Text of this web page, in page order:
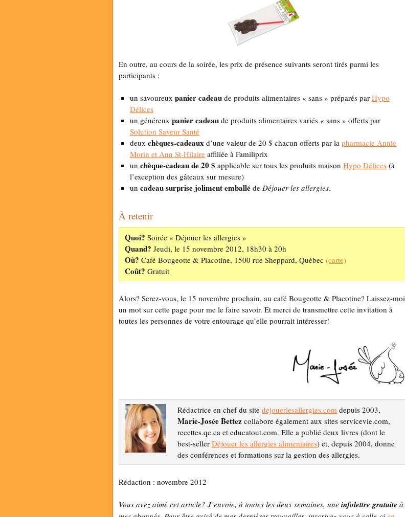
En outre, au cours de la soirée, les prix de présence suivants seront tirés parmi les
participants :
un savoureux panier cadeau de produits alimentaires « sans » préparés par Hypo
Délices
un généreux panier cadeau de produits alimentaires variés « sans » offerts par
Solution Saveur Santé
deux chèques-cadeaux d’une valeur de 20 $ chacun offerts par la pharmacie Annie
Morin et Ann St-Hilaire affiliée à Familiprix
un chèque-cadeau de 20 $ applicable sur tous les produits maison Hypo Délices (à
l’exception des gâteaux sur mesure)
un cadeau surprise joliment emballé de Déjouer les allergies.
À retenir
Quoi? Soirée « Déjouer les allergies »
Quand? Jeudi, le 15 novembre 2012, 18h30 à 20h
Où? Café Bougeotte & Placotine, 1500 rue Sheppard, Québec (carte)
Coût? Gratuit
Alors? Serez-vous, le 15 novembre prochain, au café Bougeotte & Placotine? Laissez-moi
un mot sur cette page pour me le faire savoir. Et merci de transmettre cette invitation à
toutes les personnes de votre entourage qu’elle pourrait intéresser!
Rédactrice en chef du site dejouerlesallergies.com depuis 2003,
Marie-Josée Bettezcollabore également aux sites servicevie.com,
recettes.qc.ca et educatout.com. Elle a publié deux livres (dont le
best-seller Déjouer les allergies alimentaires) et, depuis 2004, donne
des conférences et formations sur la gestion des allergies.
Rédaction : novembre 2012
Vous avez aimé cet article? J’envoie, à toutes les deux semaines, une infolettre gratuite à